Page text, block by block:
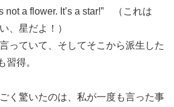
not a flower. It’s a star!” （これは
、星だよ！）
っていて、そしてそこから派生した
習得。
く驚いたのは、私が一度も言った事